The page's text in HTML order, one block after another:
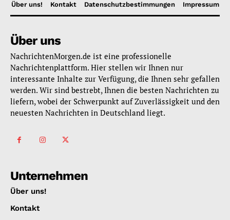
Über uns! Kontakt Datenschutzbestimmungen Impressum
Über uns
NachrichtenMorgen.de ist eine professionelle
Nachrichtenplattform. Hier stellen wir Ihnen nur
interessante Inhalte zur Verfügung, die Ihnen sehr gefallen
werden. Wir sind bestrebt, Ihnen die besten Nachrichten zu
liefern, wobei der Schwerpunkt auf Zuverlässigkeit und den
neuesten Nachrichten in Deutschland liegt.
Unternehmen
Über uns!
Kontakt